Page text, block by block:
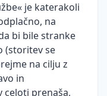
je katerakoli
na
bi bile stranke
(storitev se
na cilju z
in
celoti prenaša,